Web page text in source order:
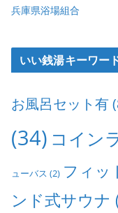
兵庫県浴場組合
いい銭湯キーワー
お風呂セット有
(34) コイン
ューバス (2) フィッ
ンド式サウナ